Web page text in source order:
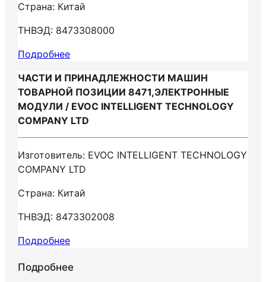
Страна: Китай
ТНВЭД: 8473308000
Подробнее
ЧАСТИ И ПРИНАДЛЕЖНОСТИ МАШИН
ТОВАРНОЙ ПОЗИЦИИ 8471,ЭЛЕКТРОННЫЕ
МОДУЛИ / EVOC INTELLIGENT TECHNOLOGY
COMPANY LTD
Изготовитель: EVOC INTELLIGENT TECHNOLOGY
COMPANY LTD
Страна: Китай
ТНВЭД: 8473302008
Подробнее
Подробнее